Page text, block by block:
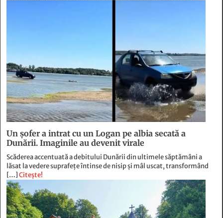
Un șofer a intrat cu un Logan pe albia secată a
Dunării. Imaginile au devenit virale
Scăderea accentuată a debitului Dunării din ultimele săptămâni a
lăsat la vedere suprafețe întinse de nisip și mâl uscat, transformând
[…]Citește!